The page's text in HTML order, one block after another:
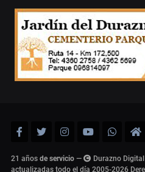
21 años de servicio —
Durazno
actualizadas todo el día 2005-2026